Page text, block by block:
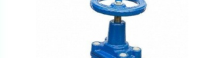
Ваш запрос
Перечислите товары, которые вас интересуют
и укажите какую информацию вы хотите по ним
получить. Мы свяжемся с вами в ближайшее время.